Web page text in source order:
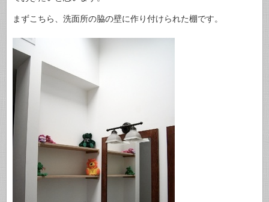
まずこちら、洗面所の脇の壁に作り付けられた棚です。